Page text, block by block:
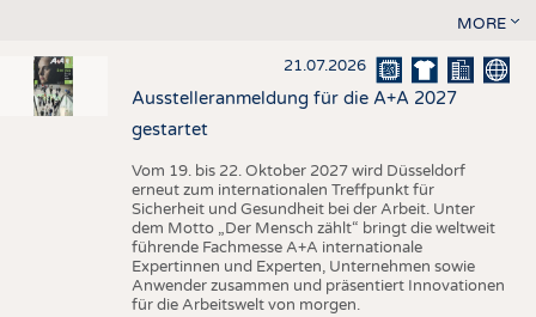
MORE
21.07.2026
Ausstelleranmeldung für die A+A 2027
gestartet
Vom 19. bis 22. Oktober 2027 wird Düsseldorf
erneut zum internationalen Treffpunkt für
Sicherheit und Gesundheit bei der Arbeit. Unter
dem Motto „Der Mensch zählt“ bringt die weltweit
führende Fachmesse A+A internationale
Expertinnen und Experten, Unternehmen sowie
Anwender zusammen und präsentiert Innovationen
für die Arbeitswelt von morgen.